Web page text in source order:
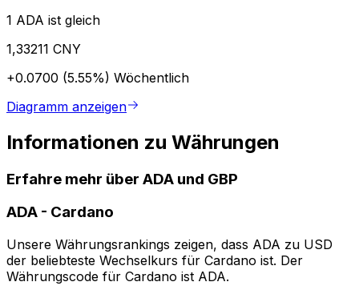
1 ADA ist gleich
1,33211 CNY
+0.0700 (5.55%) Wöchentlich
Diagramm anzeigen
Informationen zu Währungen
Erfahre mehr über ADA und GBP
ADA - Cardano
Unsere Währungsrankings zeigen, dass ADA zu USD
der beliebteste Wechselkurs für Cardano ist. Der
Währungscode für Cardano ist ADA.